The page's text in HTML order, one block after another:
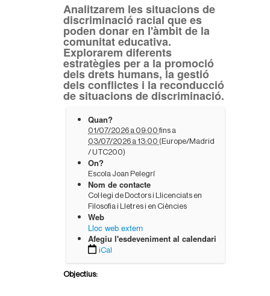
Analitzarem les situacions de
discriminació racial que es
poden donar en l'àmbit de la
comunitat educativa.
Explorarem diferents
estratègies per a la promoció
dels drets humans, la gestió
dels conflictes i la reconducció
de situacions de discriminació.
a
Quan?
01/07/2026 a 09:00 fins a
03/07/2026 a 13:00 (Europe/Madrid
/ UTC200)
On?
Escola Joan Pelegrí
Nom de contacte
Col·legi de Doctors i Llicenciats en
Filosofia i Lletres i en Ciències
Web
Lloc web extern
Afegiu l'esdeveniment al calendari
iCal
Objectius: